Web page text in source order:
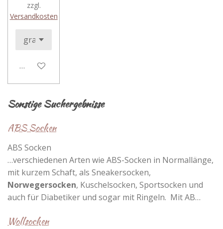
zzgl.
Versandkosten
In den Warenkorb
Sonstige Suchergebnisse
ABS Socken
ABS Socken
…verschiedenen Arten wie ABS-Socken in Normallänge,
mit kurzem Schaft, als Sneakersocken,
Norwegersocken, Kuschelsocken, Sportsocken und
auch für Diabetiker und sogar mit Ringeln. Mit AB…
Wollsocken